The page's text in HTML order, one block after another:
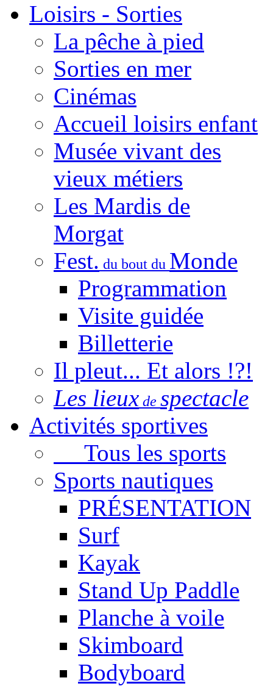
Loisirs - Sorties
La pêche à pied
Sorties en mer
Cinémas
Accueil loisirs enfant
Musée vivant des
vieux métiers
Les Mardis de
Morgat
Fest. du bout du Monde
Programmation
Visite guidée
Billetterie
Il pleut... Et alors !?!
Les lieux de spectacle
Activités sportives
Tous les sports
Sports nautiques
PRÉSENTATION
Surf
Kayak
Stand Up Paddle
Planche à voile
Skimboard
Bodyboard